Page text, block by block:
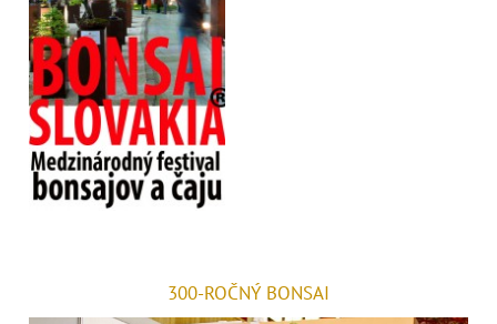
300-ROČNÝ BONSAI